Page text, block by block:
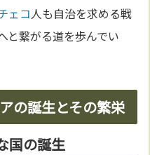
ェコ人も自治を求める戦
と繋がる道を歩んでい
の誕生とその繁栄
国の誕生